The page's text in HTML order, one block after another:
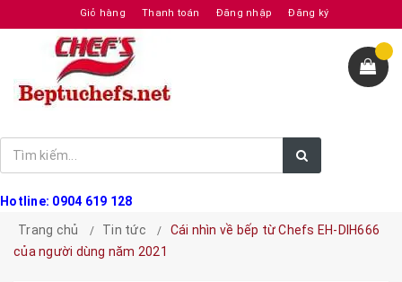
Giỏ hàng Thanh toán Đăng nhập Đăng ký
Hotline: 0904 619 128
Trang chủ
Tin tức
Cái nhìn về bếp từ Chefs EH-DIH666
của người dùng năm 2021